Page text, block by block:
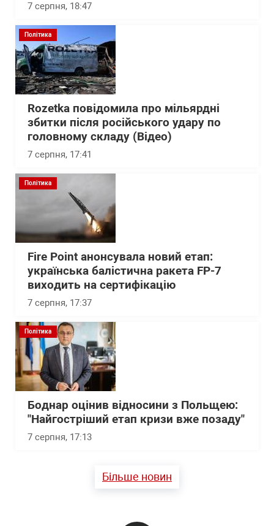
7 серпня, 18:47
Політика
Rozetka повідомила про мільярдні
збитки після російського удару по
головному складу (Відео)
7 серпня, 17:41
Політика
Fire Point анонсувала новий етап:
українська балістична ракета FP-7
виходить на сертифікацію
7 серпня, 17:37
Політика
Боднар оцінив відносини з Польщею:
"Найгостріший етап кризи вже позаду"
7 серпня, 17:13
Більше новин